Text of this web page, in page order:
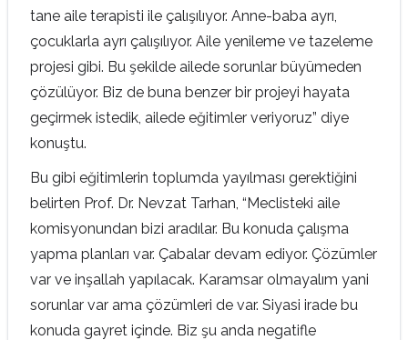
tane aile terapisti ile çalışılıyor. Anne-baba ayrı,
çocuklarla ayrı çalışılıyor. Aile yenileme ve tazeleme
projesi gibi. Bu şekilde ailede sorunlar büyümeden
çözülüyor. Biz de buna benzer bir projeyi hayata
geçirmek istedik, ailede eğitimler veriyoruz” diye
konuştu.
Bu gibi eğitimlerin toplumda yayılması gerektiğini
belirten Prof. Dr. Nevzat Tarhan, “Meclisteki aile
komisyonundan bizi aradılar. Bu konuda çalışma
yapma planları var. Çabalar devam ediyor. Çözümler
var ve inşallah yapılacak. Karamsar olmayalım yani
sorunlar var ama çözümleri de var. Siyasi irade bu
konuda gayret içinde. Biz şu anda negatifle